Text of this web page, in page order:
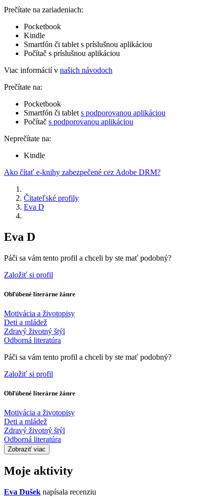
Prečítate na zariadeniach:
Pocketbook
Kindle
Smartfón či tablet s príslušnou aplikáciou
Počítač s príslušnou aplikáciou
Viac informácií v našich návodoch
Prečítate na:
Pocketbook
Smartfón či tablet s podporovanou aplikáciou
Počítač s podporovanou aplikáciou
Neprečítate na:
Kindle
Ako čítať e-knihy zabezpečené cez Adobe DRM?
Čitateľské profily
Eva D
Eva D
Páči sa vám tento profil a chceli by ste mať podobný?
Založiť si profil
Obľúbené literárne žánre
Motivácia a životopisy
Deti a mládež
Zdravý životný štýl
Odborná literatúra
Páči sa vám tento profil a chceli by ste mať podobný?
Založiť si profil
Obľúbené literárne žánre
Motivácia a životopisy
Deti a mládež
Zdravý životný štýl
Odborná literatúra
Zobraziť viac
Moje aktivity
Eva Dušek napísala recenziu